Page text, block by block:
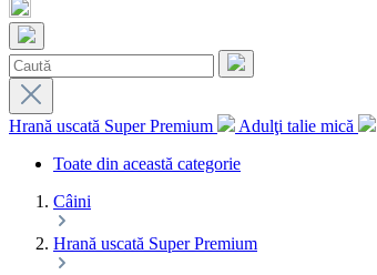
Hrană uscată Super Premium
Adulţi talie mică
Toate din această categorie
Câini
Hrană uscată Super Premium